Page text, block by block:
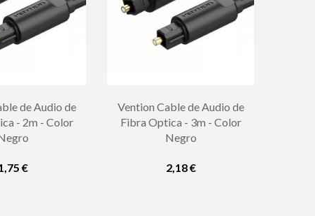
de Audio de
- 2m - Color
€
Vention Cable de Audio de
Fibra Optica - 3m - Color
Negro
2,18 €